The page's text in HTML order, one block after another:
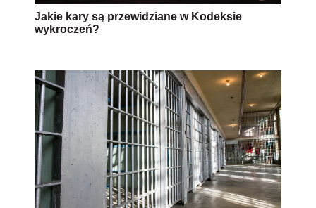
Jakie kary są przewidziane w Kodeksie
wykroczeń?